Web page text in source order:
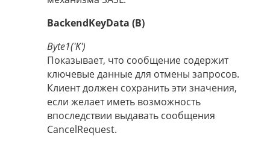
BackendKeyData (B)
Byte1('K')
Показывает, что сообщение содержит
ключевые данные для отмены запросов.
Клиент должен сохранить эти значения,
если желает иметь возможность
впоследствии выдавать сообщения
CancelRequest.